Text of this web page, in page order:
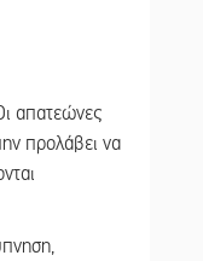
απατεώνες
προλάβει να